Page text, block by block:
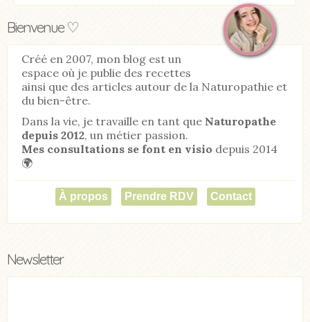
Bienvenue ♡
Créé en 2007, mon blog est un
espace où je publie des recettes
ainsi que des articles autour de la Naturopathie et
du bien-être.
Dans la vie, je travaille en tant que Naturopathe
depuis 2012, un métier passion.
Mes consultations se font en visio depuis 2014
🌍
À propos Prendre RDV Contact
Newsletter